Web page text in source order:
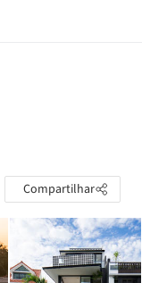
Compartilhar